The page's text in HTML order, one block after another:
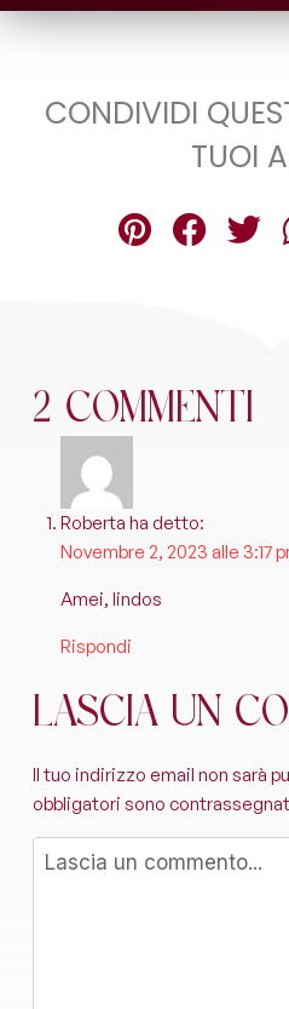
CONDIVIDI
TUOI
2 Commenti
Roberta ha detto:
Novembre 2, 2023 alle 3:17
Amei, lindos
Rispondi
Lascia un
Il tuo indirizzo email non sarà
obbligatori sono